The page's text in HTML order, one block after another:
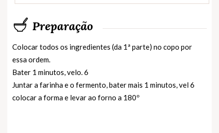
Preparação
Colocar todos os ingredientes (da 1ª parte) no copo por
essa ordem.
Bater 1 minutos, velo. 6
Juntar a farinha e o fermento, bater mais 1 minutos, vel 6
colocar a forma e levar ao forno a 180º